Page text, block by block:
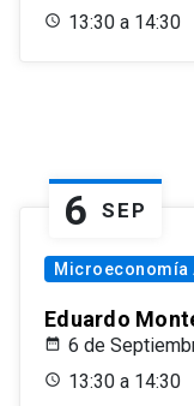
13:30 a 14:30
6 SEP
Microeconomía
Eduardo
6 de
13:30 a 14:30